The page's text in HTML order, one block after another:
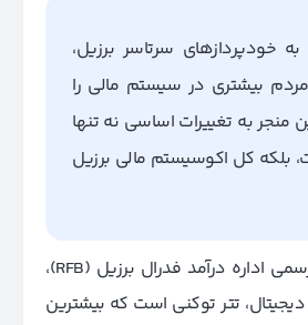
خودپردازهای سرتاسر برزیل،
بیشتری در سیستم مالی را
منجر به تغییرات اساسی نه تنها
بلکه کل اکوسیستم مالی برزیل
براساس آخرین آمار رسمی اداره درآمد فدرال برزیل (RFB)،
تتر توکنی است که بیشترین